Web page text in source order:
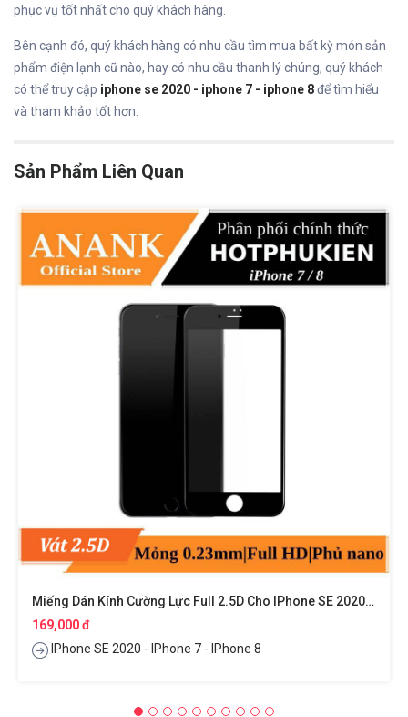
phục vụ tốt nhất cho quý khách hàng.
Bên cạnh đó, quý khách hàng có nhu cầu tìm mua bất kỳ món sản
phẩm điện lạnh cũ nào, hay có nhu cầu thanh lý chúng, quý khách
có thể truy cập iphone se 2020 - iphone 7 - iphone 8để tìm hiểu
và tham khảo tốt hơn.
Sản Phẩm Liên Quan
Miếng Dán Kính Cường Lực Full 2.5D Cho IPhone SE 2020 / IPhone 7 / IPhone 8 Hiệu ANANK
169,000 đ
IPhone SE 2020 - IPhone 7 - IPhone 8